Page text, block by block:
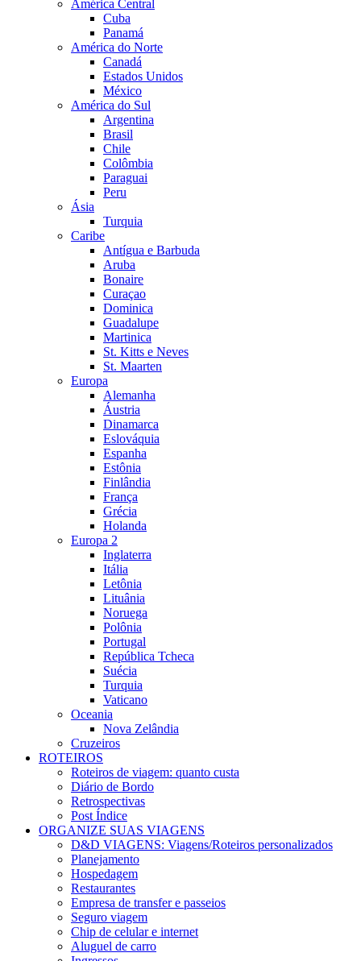
América Central
Cuba
Panamá
América do Norte
Canadá
Estados Unidos
México
América do Sul
Argentina
Brasil
Chile
Colômbia
Paraguai
Peru
Ásia
Turquia
Caribe
Antígua e Barbuda
Aruba
Bonaire
Curaçao
Dominica
Guadalupe
Martinica
St. Kitts e Neves
St. Maarten
Europa
Alemanha
Áustria
Dinamarca
Eslováquia
Espanha
Estônia
Finlândia
França
Grécia
Holanda
Europa 2
Inglaterra
Itália
Letônia
Lituânia
Noruega
Polônia
Portugal
República Tcheca
Suécia
Turquia
Vaticano
Oceania
Nova Zelândia
Cruzeiros
ROTEIROS
Roteiros de viagem: quanto custa
Diário de Bordo
Retrospectivas
Post Índice
ORGANIZE SUAS VIAGENS
D&D VIAGENS: Viagens/Roteiros personalizados
Planejamento
Hospedagem
Restaurantes
Empresa de transfer e passeios
Seguro viagem
Chip de celular e internet
Aluguel de carro